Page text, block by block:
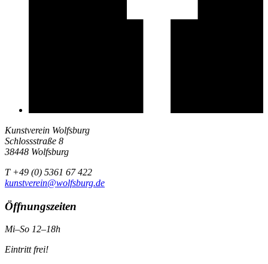
Kunstverein Wolfsburg
Schlossstraße 8
38448 Wolfsburg
T +49 (0) 5361 67 422
kunstverein@wolfsburg.de
Öffnungszeiten
Mi–So 12–18h
Eintritt frei!